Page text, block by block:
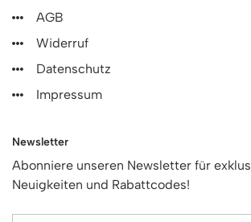
AGB
Widerruf
Datenschutz
Impressum
Newsletter
Abonniere unseren Newsletter für
Neuigkeiten und Rabattcodes!